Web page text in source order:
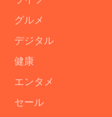
グルメ
デジタル
健康
エンタメ
セール